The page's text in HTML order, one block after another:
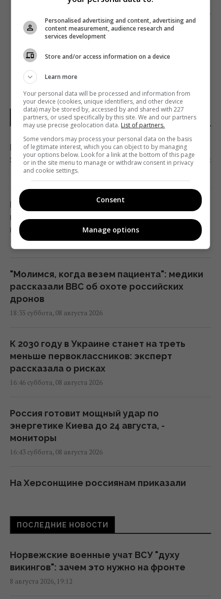
Следующий пост
? ШОУ «ГОЛОС. ДІТИ 5» СТАРТУЕТ В КОНЦЕ
НОВОСТИ УКРАИНЫ
Маск не разрешил Украине использовать
Starlink для ударов по России, - The Atlantic
19:19 суббота, 08 августа 2026
Пессимизм вернулся в Украину: аналитик
предостерег от ошибочного взгляда на
войну
18:43 суббота, 08 августа 2026
"Молимся, когда везем пациента": медики
рассказали BBC об охоте российских
дронов
18:35 суббота, 08 августа 2026
К 2030 году в Украине станет на треть
меньше первоклассников: эксперт
рассказала о рисках
16:46 суббота, 08 августа 2026
Россия готовит мощный удар по
энергетике Киева до 24 августа, -
мониторы
16:43 суббота, 08 августа 2026
На Херсонщине россиянам приказали
16:09 суббота, 08 августа 2026
Украина должна уничтожать пусковые и
производство ракет: эксперт сказал, что
для этого нужно
ПОСЛЕДНИЕ НОВОСТИ
Норвежские военные учат ВСУ "духу
викингов": зачем это нужно на фронте
8 августа 2026, 19:12
Personalised advertising and content, advertising and
content measurement, audience research and
services development
Store and/or access information on a device
Learn more
Your personal data will be processed and information from
your device (cookies, unique identifiers, and other device
data) may be stored by, accessed by and shared with 227
partners, or used specifically by this site. We and our partners
may use precise geolocation data. List of partners.
Some vendors may process your personal data on the basis
of legitimate interest, which you can object to by managing
your options below. Look for a link at the bottom of this page
or in the site menu to manage or withdraw consent in privacy
and cookie settings.
Consent
Manage options